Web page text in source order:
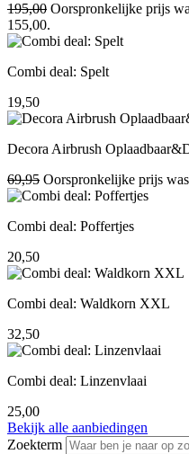
195,00 Oorspronkelijke prijs
155,00.
Combi deal: Spelt
19,50
Decora Airbrush
69,95 Oorspronkelijke prijs
Combi deal: Poffertjes
20,50
Combi deal: Waldkorn XXL
32,50
Combi deal: Linzenvlaai
25,00
Bekijk alle aanbiedingen
Zoekterm